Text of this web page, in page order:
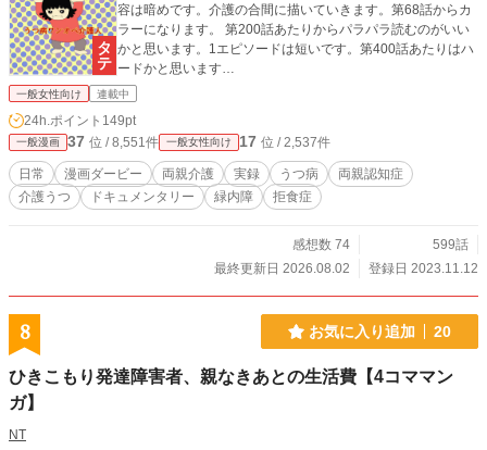
容は暗めです。介護の合間に描いていきます。第68話からカ
ラーになります。 第200話あたりからパラパラ読むのがいい
かと思います。1エピソードは短いです。第400話あたりはハ
ードかと思います…
一般女性向け 連載中
24h.ポイント 149pt
一般漫画 37 位 / 8,551件 一般女性向け 17 位 / 2,537件
日常 漫画ダービー 両親介護 実録 うつ病
両親認知症
介護うつ
ドキュメンタリー 緑内障 拒食症
感想数 74
599話
最終更新日 2026.08.02
登録日 2023.11.12
8 お気に入り追加 20
ひきこもり発達障害者、親なきあとの生活費【4コママン
ガ】
NT